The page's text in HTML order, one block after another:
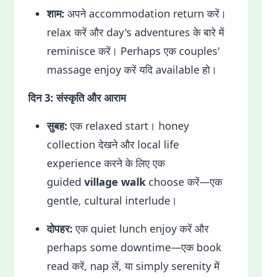
शाम: अपने accommodation return करें।
relax करें और day's adventures के बारे में
reminisce करें। Perhaps एक couples'
massage enjoy करें यदि available हो।
दिन 3: संस्कृति और आराम
सुबह: एक relaxed start। honey
collection देखने और local life
experience करने के लिए एक
guided village walk choose करें—एक
gentle, cultural interlude।
दोपहर: एक quiet lunch enjoy करें और
perhaps some downtime—एक book
read करें, nap लें, या simply serenity में